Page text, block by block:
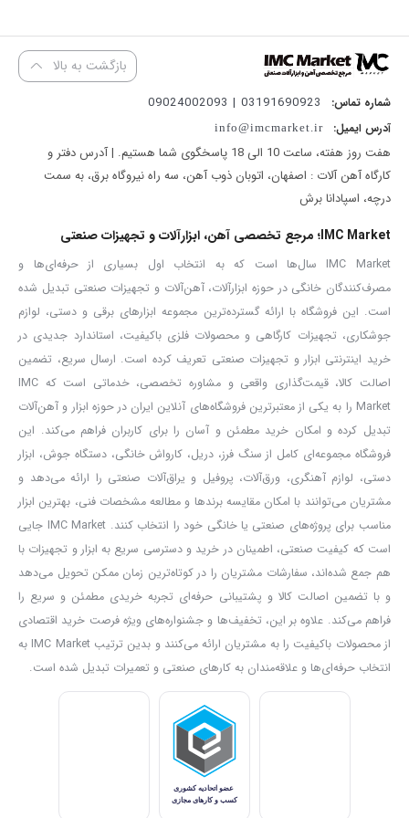
حداکثر عرض برش:130 میلی‌متر (0 درجه) / 40 میلی‌متر (45 درجه)
پشتیبانی از برش‌های عرضی استاندارد در دو زاویه کاربردی.
حداکثر عرض بستن قطعه کار:
درجه)
بازه‌ی استاندارد برای نگه‌داری ایمن قطعه کار در زوایای مختلف.
حداکثر بازه کشویی:120 میلی‌متر
حرکت روان و دقیق ابزار روی ریل‌ها، مناسب برای برش‌های طولی و
پرفشار.
ایده‌آل برای برش‌های مورب، فریم‌سازی و اتصال‌های زاویه‌دار.
سازگاری با فرزها:100 / 115 / 125 میلی‌متر
با انواع فرزهای متداول موجود در بازار هماهنگ است.
سایز رزوه: M8 / M10
اتصال امن و مطمئن برای نصب سریع مینی‌فرز.
ابعاد کلی:34 × 200 × 400 میلی‌متر
طراحی فشرده و مناسب برای کار در محیط‌های محدود.
وزن خالص:
3 کیلوگرم
تعادل بین سبکی برای جابجایی و سنگینی برای ثبات روی میز کار.
نوع بسته‌بندی:جعبه رنگی
سه عدد آچار آلن (۴، ۵، ۶ میلی‌متر)
ابزارهای ضروری برای تنظیم پیچ‌ها، زاویه‌ها و نصب ایمن مینی‌فرز روی
پایه.
دسته ارگونومیک
برای هدایت کنترل‌شده و ایمن مینی‌فرز در حین برش، به‌ویژه در زمان
بازگشت به بالا
شماره تماس: 03191690923 | 09024002093
آدرس ایمیل: info@imcmarket.ir
هفت روز هفته، ساعت 10 الی 18 پاسخگوی شما هستیم. | آدرس دفتر و
کارگاه آهن آلات : اصفهان، اتوبان ذوب آهن، سه راه نیروگاه برق، به سمت
درچه، اسپادانا برش
IMC Market؛ مرجع تخصصی آهن، ابزارآلات و تجهیزات صنعتی
IMC Market سال‌ها است که به انتخاب اول بسیاری از حرفه‌ای‌ها و
مصرف‌کنندگان خانگی در حوزه ابزارآلات، آهن‌آلات و تجهیزات صنعتی تبدیل شده
است. این فروشگاه با ارائه گسترده‌ترین مجموعه ابزارهای برقی و دستی، لوازم
جوشکاری، تجهیزات کارگاهی و محصولات فلزی باکیفیت، استاندارد جدیدی در
خرید اینترنتی ابزار و تجهیزات صنعتی تعریف کرده است. ارسال سریع، تضمین
اصالت کالا، قیمت‌گذاری واقعی و مشاوره تخصصی، خدماتی است که IMC
Market را به یکی از معتبرترین فروشگاه‌های آنلاین ایران در حوزه ابزار و آهن‌آلات
تبدیل کرده و امکان خرید مطمئن و آسان را برای کاربران فراهم می‌کند. این
فروشگاه مجموعه‌ای کامل از سنگ فرز، دریل، کارواش خانگی، دستگاه جوش، ابزار
دستی، لوازم آهنگری، ورق‌آلات، پروفیل و یراق‌آلات صنعتی را ارائه می‌دهد و
مشتریان می‌توانند با امکان مقایسه برندها و مطالعه مشخصات فنی، بهترین ابزار
مناسب برای پروژه‌های صنعتی یا خانگی خود را انتخاب کنند. IMC Market جایی
است که کیفیت صنعتی، اطمینان در خرید و دسترسی سریع به ابزار و تجهیزات با
هم جمع شده‌اند، سفارشات مشتریان را در کوتاه‌ترین زمان ممکن تحویل می‌دهد
و با تضمین اصالت کالا و پشتیبانی حرفه‌ای تجربه خریدی مطمئن و سریع را
فراهم می‌کند. علاوه بر این، تخفیف‌ها و جشنواره‌های ویژه فرصت خرید اقتصادی
از محصولات باکیفیت را به مشتریان ارائه می‌کنند و بدین ترتیب IMC Market به
انتخاب حرفه‌ای‌ها و علاقه‌مندان به کارهای صنعتی و تعمیرات تبدیل شده است.